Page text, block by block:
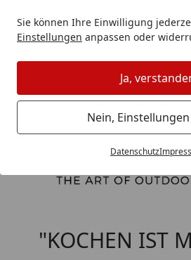
Sie können Ihre Einwilligung
Einstellungen anpassen oder
Ja,
Nein,
Datenschutz
"KOCHEN IST